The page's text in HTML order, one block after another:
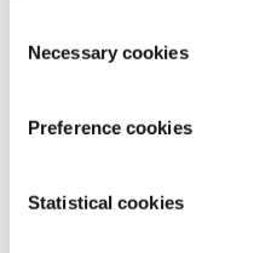
Necessary cookies
Preference cookies
Statistical cookies